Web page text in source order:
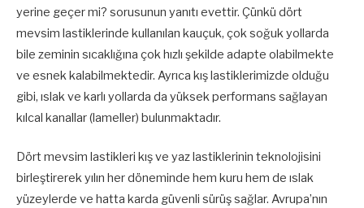
yerine geçer mi? sorusunun yanıtı evettir. Çünkü dört
mevsim lastiklerinde kullanılan kauçuk, çok soğuk yollarda
bile zeminin sıcaklığına çok hızlı şekilde adapte olabilmekte
ve esnek kalabilmektedir. Ayrıca kış lastiklerimizde olduğu
gibi, ıslak ve karlı yollarda da yüksek performans sağlayan
kılcal kanallar (lameller) bulunmaktadır.
Dört mevsim lastikleri kış ve yaz lastiklerinin teknolojisini
birleştirerek yılın her döneminde hem kuru hem de ıslak
yüzeylerde ve hatta karda güvenli sürüş sağlar. Avrupa’nın